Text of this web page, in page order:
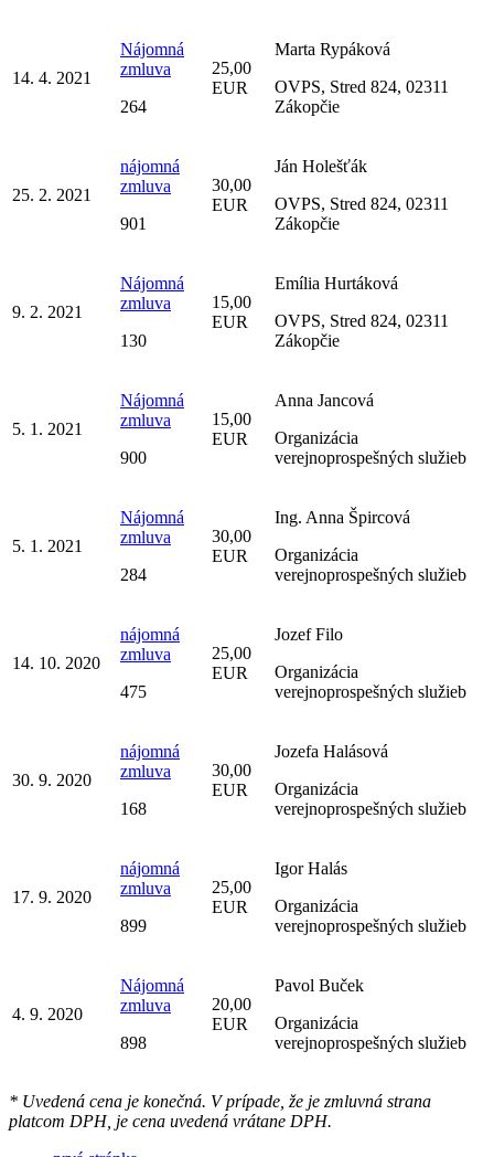
14. 4. 2021
Nájomná
zmluva
264
25,00
EUR
Marta Rypáková
OVPS, Stred 824, 02311
Zákopčie
25. 2. 2021
nájomná
zmluva
901
30,00
EUR
Ján Holešťák
OVPS, Stred 824, 02311
Zákopčie
9. 2. 2021
Nájomná
zmluva
130
15,00
EUR
Emília Hurtáková
OVPS, Stred 824, 02311
Zákopčie
5. 1. 2021
Nájomná
zmluva
900
15,00
EUR
Anna Jancová
Organizácia
verejnoprospešných služieb
5. 1. 2021
Nájomná
zmluva
284
30,00
EUR
Ing. Anna Špircová
Organizácia
verejnoprospešných služieb
14. 10. 2020
nájomná
zmluva
475
25,00
EUR
Jozef Filo
Organizácia
verejnoprospešných služieb
30. 9. 2020
nájomná
zmluva
168
30,00
EUR
Jozefa Halásová
Organizácia
verejnoprospešných služieb
17. 9. 2020
nájomná
zmluva
899
25,00
EUR
Igor Halás
Organizácia
verejnoprospešných služieb
4. 9. 2020
Nájomná
zmluva
898
20,00
EUR
Pavol Buček
Organizácia
verejnoprospešných služieb
* Uvedená cena je konečná. V prípade, že je zmluvná strana
platcom DPH, je cena uvedená vrátane DPH.